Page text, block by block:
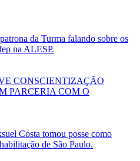
da Turma falando sobre os
na ALESP.
CONSCIENTIZAÇÃO
PARCERIA COM O
Costa tomou posse como
de São Paulo.